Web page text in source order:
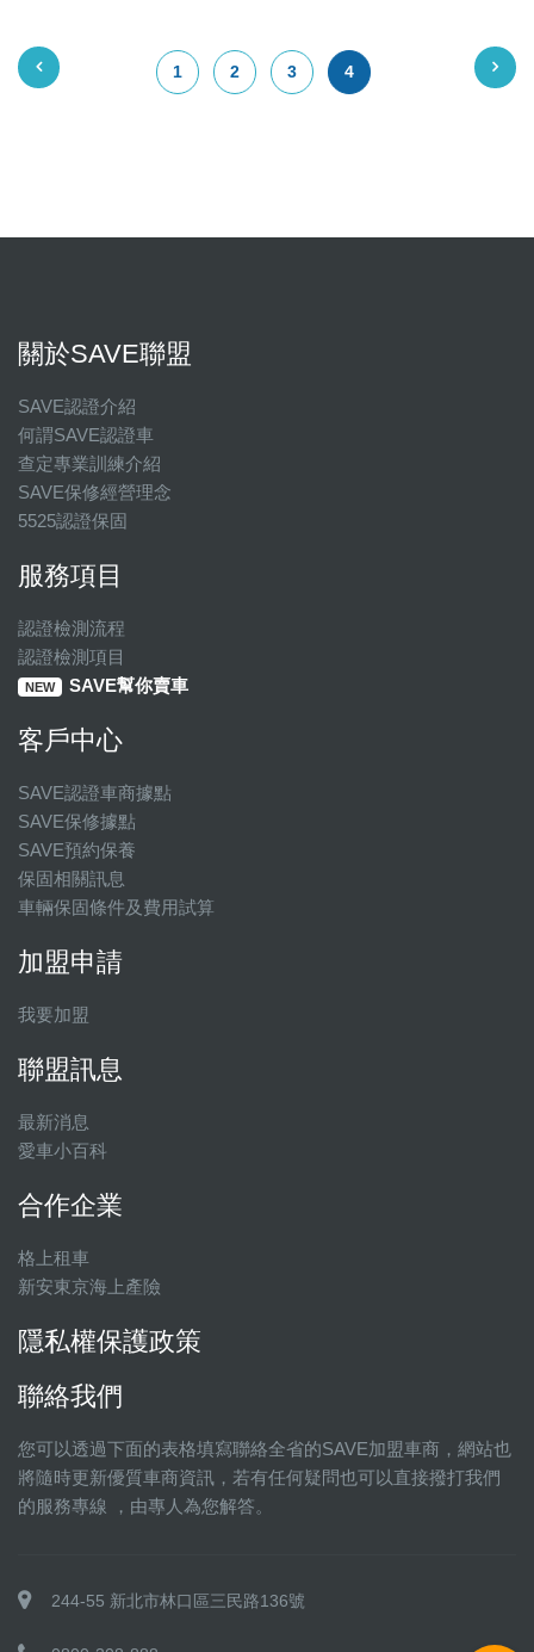
1 2 3 4
關於SAVE聯盟
SAVE認證介紹
何謂SAVE認證車
查定專業訓練介紹
SAVE保修經營理念
5525認證保固
服務項目
認證檢測流程
認證檢測項目
NEW SAVE幫你賣車
客戶中心
SAVE認證車商據點
SAVE保修據點
SAVE預約保養
保固相關訊息
車輛保固條件及費用試算
加盟申請
我要加盟
聯盟訊息
最新消息
愛車小百科
合作企業
格上租車
新安東京海上產險
隱私權保護政策
聯絡我們
您可以透過下面的表格填寫聯絡全省的SAVE加盟車商，網站也
將隨時更新優質車商資訊，若有任何疑問也可以直接撥打我們
的服務專線 ，由專人為您解答。
244-55 新北市林口區三民路136號